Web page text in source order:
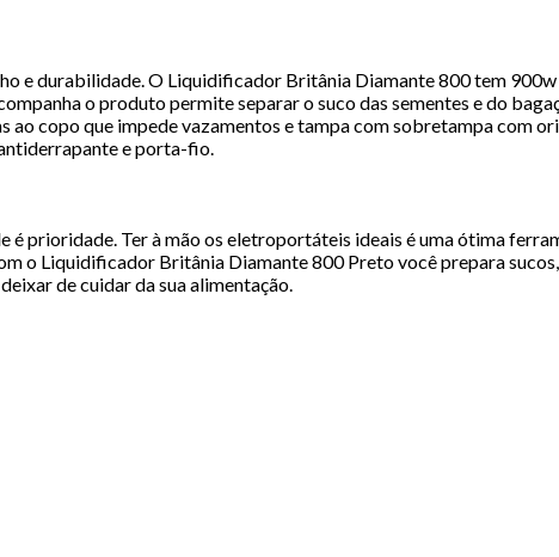
e durabilidade. O Liquidificador Britânia Diamante 800 tem
o produto permite separar o suco das sementes e do
ao copo que impede vazamentos e tampa com sobretampa com
e porta-fio.
é prioridade. Ter à mão os eletroportáteis ideais é uma ótima
o Liquidificador Britânia Diamante 800 Preto você prepara
de cuidar da sua alimentação.